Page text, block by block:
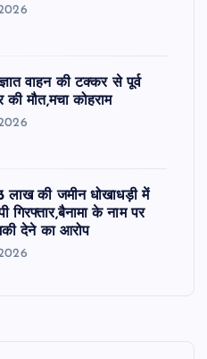
वाहन की टक्कर से पूर्व
की मौत,मचा कोहराम
की जमीन धोखाधड़ी में
गिरफ्तार,बैनामा के नाम पर
देने का आरोप